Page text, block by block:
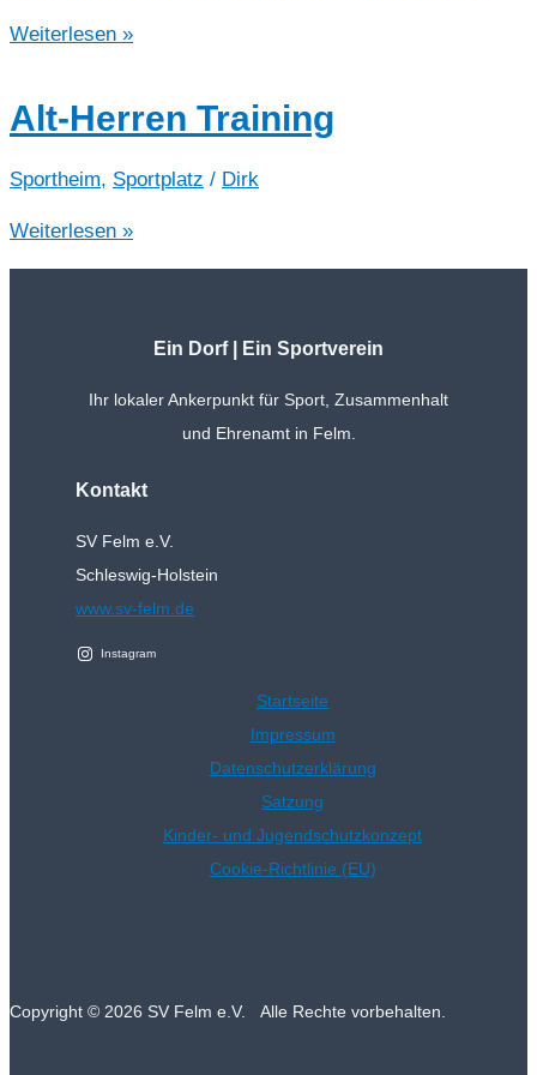
Steel-
Weiterlesen »
Alt-Herren Training
Sportheim, Sportplatz / Dirk
Alt-
Weiterlesen »
Ein Dorf | Ein Sportverein
Ihr lokaler Ankerpunkt für Sport, Zusammenhalt
und Ehrenamt in Felm.
Kontakt
SV Felm e.V.
Schleswig-Holstein
www.sv-felm.de
Instagram
Startseite
Impressum
Datenschutzerklärung
Satzung
Kinder- und Jugendschutzkonzept
Cookie-Richtlinie (EU)
Copyright © 2026 SV Felm e.V. Alle Rechte vorbehalten.